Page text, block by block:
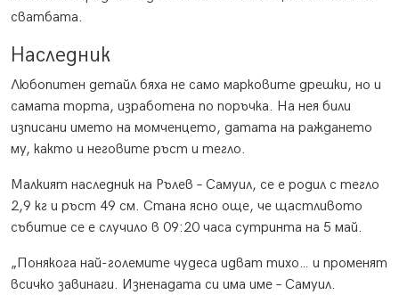
сватбата.
Наследник
Любопитен детайл бяха не само марковите дрешки, но и
самата торта, изработена по поръчка. На нея били
изписани името на момченцето, датата на раждането
му, както и неговите ръст и тегло.
Малкият наследник на Рълев – Самуил, се е родил с тегло
2,9 кг и ръст 49 см. Стана ясно още, че щастливото
събитие се е случило в 09:20 часа сутринта на 5 май.
„Понякога най-големите чудеса идват тихо… и променят
всичко завинаги. Изненадата си има име – Самуил.